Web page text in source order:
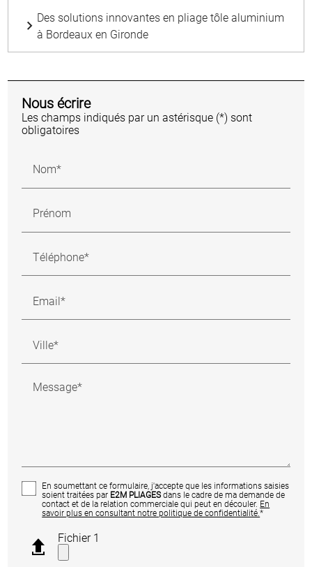
Des solutions innovantes en pliage tôle aluminium
à Bordeaux en Gironde
Nous écrire
Les champs indiqués par un astérisque (*) sont
obligatoires
Nom*
Prénom
Téléphone*
Email*
Ville*
Message*
En soumettant ce formulaire, j'accepte que les informations saisies
soient traitées par E2M PLIAGESdans le cadre de ma demande de
contact et de la relation commerciale qui peut en découler. En
savoir plus en consultant notre politique de confidentialité.*
Fichier 1